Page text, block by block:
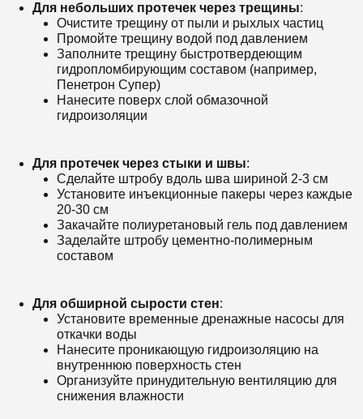
Для небольших протечек через трещины:
Очистите трещину от пыли и рыхлых частиц
Промойте трещину водой под давлением
Заполните трещину быстротвердеющим
гидропломбирующим составом (например,
Пенетрон Супер)
Нанесите поверх слой обмазочной
гидроизоляции
Для протечек через стыки и швы:
Сделайте штробу вдоль шва шириной 2-3 см
Установите инъекционные пакеры через каждые
20-30 см
Закачайте полиуретановый гель под давлением
Заделайте штробу цементно-полимерным
составом
Для обширной сырости стен:
Установите временные дренажные насосы для
откачки воды
Нанесите проникающую гидроизоляцию на
внутреннюю поверхность стен
Организуйте принудительную вентиляцию для
снижения влажности